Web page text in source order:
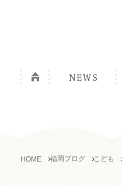
HOME 福岡ブログ こども